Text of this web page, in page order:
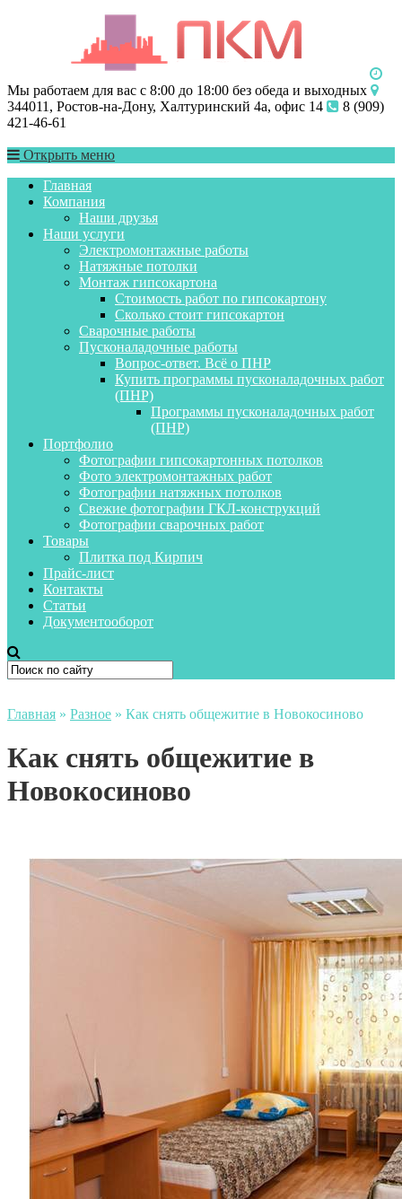
Мы работаем для вас с 8:00 до 18:00 без обеда и выходных
344011, Ростов-на-Дону, Халтуринский 4а, офис 14
8 (909)
421-46-61
Открыть меню
Главная
Компания
Наши друзья
Наши услуги
Электромонтажные работы
Натяжные потолки
Монтаж гипсокартона
Стоимость работ по гипсокартону
Сколько стоит гипсокартон
Сварочные работы
Пусконаладочные работы
Вопрос-ответ. Всё о ПНР
Купить программы пусконаладочных работ
(ПНР)
Программы пусконаладочных работ
(ПНР)
Портфолио
Фотографии гипсокартонных потолков
Фото электромонтажных работ
Фотографии натяжных потолков
Свежие фотографии ГКЛ-конструкций
Фотографии сварочных работ
Товары
Плитка под Кирпич
Прайс-лист
Контакты
Статьи
Документооборот
Главная » Разное » Как снять общежитие в Новокосиново
Как снять общежитие в
Новокосиново